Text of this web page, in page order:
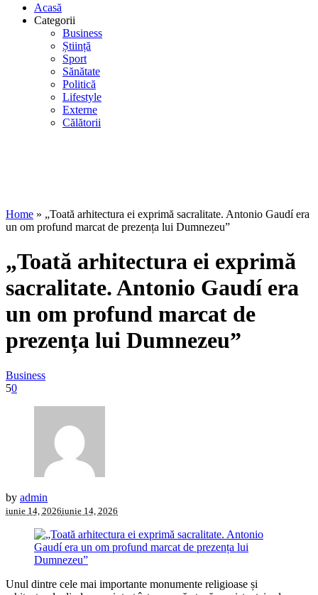
Acasă
Categorii
Business
Știință
Sport
Sănătate
Politică
Lifestyle
Externe
Călătorii
Home » „Toată arhitectura ei exprimă sacralitate. Antonio Gaudí era
un om profund marcat de prezența lui Dumnezeu”
„Toată arhitectura ei exprimă
sacralitate. Antonio Gaudí era
un om profund marcat de
prezența lui Dumnezeu”
Business
50
by admin
iunie 14, 2026iunie 14, 2026
Unul dintre cele mai importante monumente religioase și